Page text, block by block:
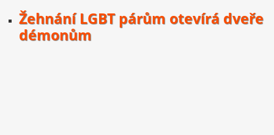
Žehnání LGBT párům otevírá dveře
démonům